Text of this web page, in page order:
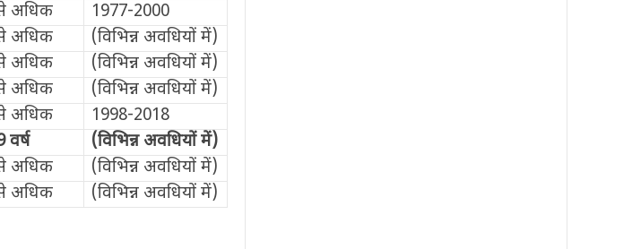
अधिक
1977-2000
अधिक
(विभिन्न अवधियों में)
अधिक
(विभिन्न अवधियों में)
अधिक
(विभिन्न अवधियों में)
अधिक
1998-2018
वर्ष (विभिन्न अवधियों में)
अधिक
(विभिन्न अवधियों में)
अधिक (विभिन्न अवधियों में)